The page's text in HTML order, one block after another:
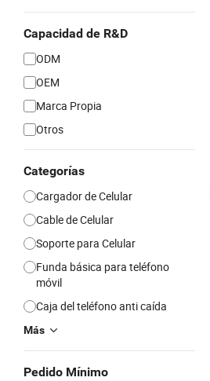
Capacidad de R&D
ODM
OEM
Marca Propia
Otros
Categorías
Cargador de Celular
Cable de Celular
Soporte para Celular
Funda básica para teléfono
móvil
Caja del teléfono anti caída
Más
Pedido Mínimo